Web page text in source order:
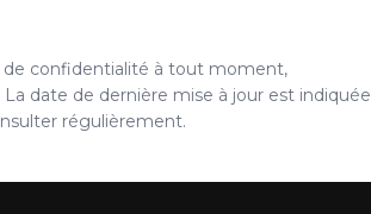
confidentialité à tout moment,
date de dernière mise à jour est indiquée
régulièrement.